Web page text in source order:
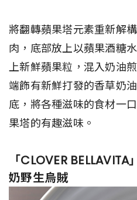
將翻轉蘋果塔元素重新解
肉，底部放上以蘋果酒糖
上新鮮蘋果粒，混入奶油
端飾有新鮮打發的香草奶
底，將各種滋味的食材一
果塔的有趣滋味。
「CLOVER
奶野生烏賊